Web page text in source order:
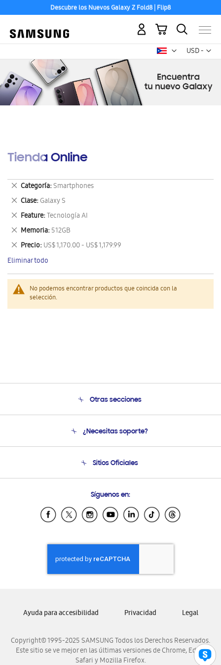
Descubre los Nuevos Galaxy Z Fold8 | Flip8
USD -
dólar
Mi carrito
Tienda Online
No podemos encontrar productos que coincida con la
selección.
Categoría Smartphones
Eliminar
este
artículo
Clase Galaxy S
Eliminar
este
artículo
Feature Tecnología AI
Eliminar
este
artículo
Memoria 512GB
Eliminar
este
artículo
Precio US$ 1,170.00 - US$ 1,179.99
Eliminar
este
artículo
Eliminar todo
Otras secciones
Soporte
Condiciones de Compra
¿Necesitas soporte?
Soporte vía eMail
Sitios Oficiales
Samsung Ecuador
Samsung El Salvador
Samsung Honduras
Samsung Nicaragua
Samsung Panamá
Samsung Venezuela
Síguenos en:
Copyright© 1995-2025 SAMSUNG Todos los Derechos Reservados.
Este sitio se ve mejor en las últimas versiones de Chrome, Edge,
Safari y Mozilla Firefox.
Ayuda para accesibilidad Privacidad Legal